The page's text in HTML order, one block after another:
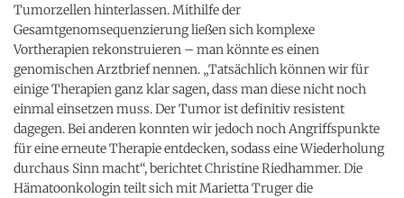
Tumorzellen hinterlassen. Mithilfe der
Gesamtgenomsequenzierung ließen sich komplexe
Vortherapien rekonstruieren – man könnte es einen
genomischen Arztbrief nennen. „Tatsächlich können wir für
einige Therapien ganz klar sagen, dass man diese nicht noch
einmal einsetzen muss. Der Tumor ist definitiv resistent
dagegen. Bei anderen konnten wir jedoch noch Angriffspunkte
für eine erneute Therapie entdecken, sodass eine Wiederholung
durchaus Sinn macht“, berichtet Christine Riedhammer. Die
Hämatoonkologin teilt sich mit Marietta Truger die